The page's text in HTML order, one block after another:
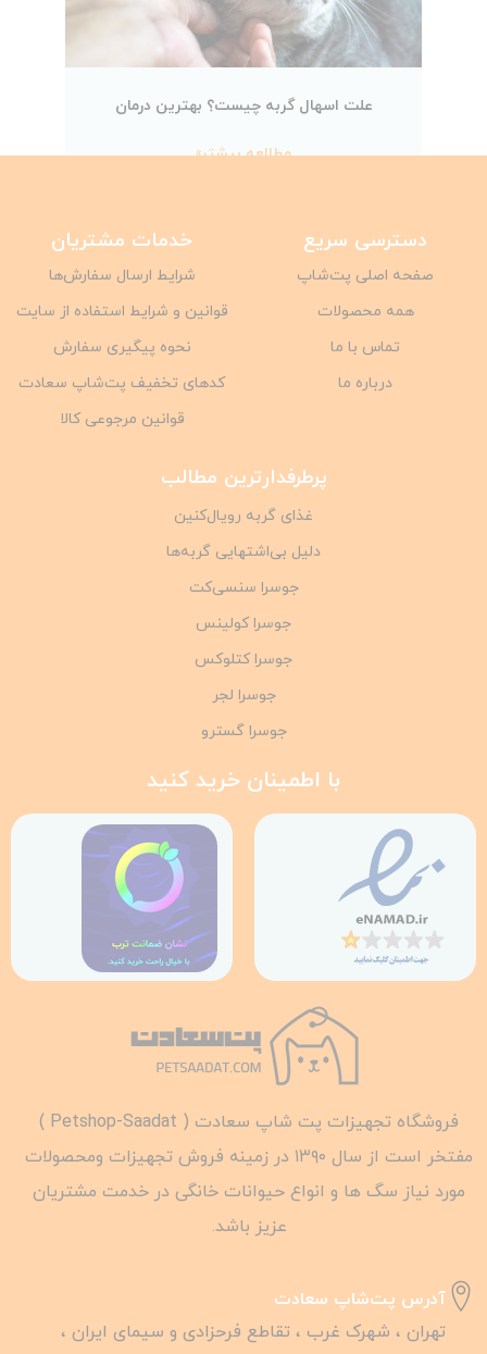
علت اسهال گربه چیست؟ بهترین درمان
مطالعه بیشتر»
دسترسی سریع
صفحه اصلی پت‌شاپ
همه محصولات
تماس با ما
درباره ما
خدمات مشتریان
شرایط ارسال سفارش‌ها
قوانین و شرایط استفاده از سایت
نحوه پیگیری سفارش
کدهای تخفیف پت‌شاپ سعادت
قوانین مرجوعی کالا
پرطرفدارترین مطالب
غذای گربه رویال‌کنین
دلیل بی‌اشتهایی گربه‌ها
جوسرا سنسی‌کت
جوسرا کولینس
جوسرا کتلوکس
جوسرا لجر
جوسرا گسترو
با اطمینان خرید کنید
فروشگاه تجهیزات پت شاپ سعادت ( Petshop-Saadat )
مفتخر است از سال ۱۳۹۰ در زمینه فروش تجهیزات ومحصولات
مورد نیاز سگ ها و انواع حیوانات خانگی در خدمت مشتریان
عزیز باشد.
آدرس پت‌شاپ سعادت
تهران ، شهرک غرب ، تقاطع فرحزادی و سیمای ایران ،